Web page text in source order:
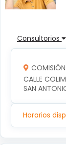
Consultorios
CALLE
SAN
Horarios